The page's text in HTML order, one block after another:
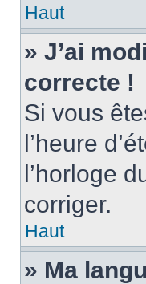
Haut
» J’ai
correcte !
Si vous
l’heure
l’horloge
corriger.
Haut
» Ma